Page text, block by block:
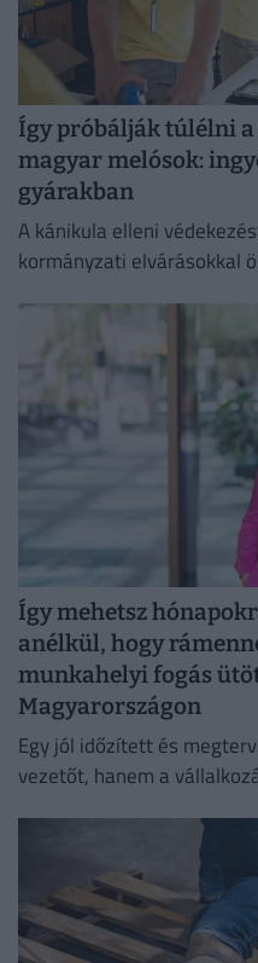
Így próbálják túlélni a
magyar melósok:
gyárakban
A kánikula elleni
kormányzati elvárásokkal
Így mehetsz
anélkül, hogy
munkahelyi fogás
Magyarországon
Egy jól időzített és
vezetőt, hanem a